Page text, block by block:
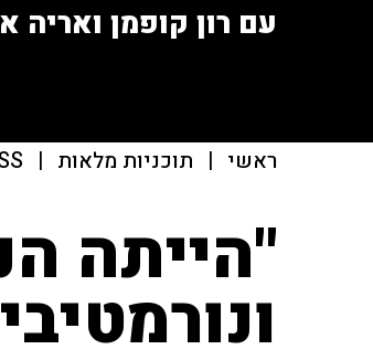
עם רון קופמן ואריה
ראשי | תוכניות מלאות |
"הייתה